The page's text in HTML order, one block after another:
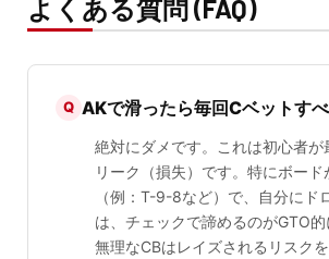
よくある質問 (FAQ)
AKで滑ったら毎回Cベットす
絶対にダメです。これは初心者が
リーク（損失）です。特にボード
（例：T-9-8など）で、自分にド
は、チェックで諦めるのがGTO的
無理なCBはレイズされるリスク